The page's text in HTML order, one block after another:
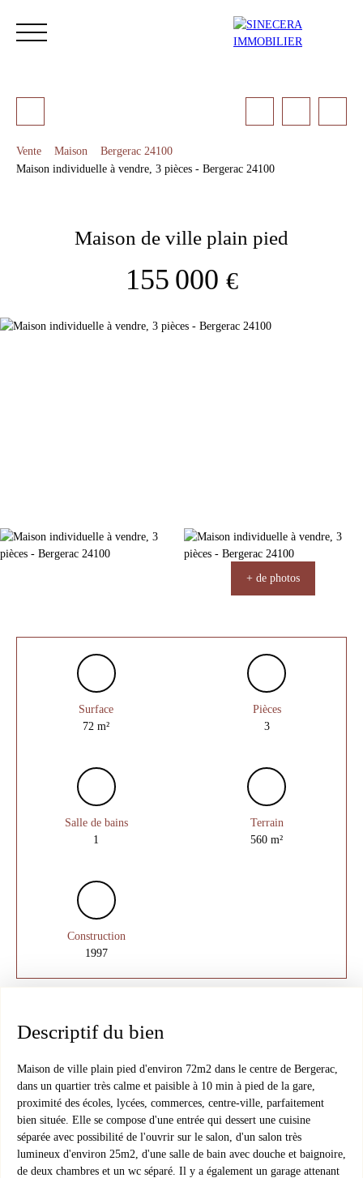
Estimation
Vente Maison
Bergerac 24100
Maison individuelle à vendre, 3 pièces - Bergerac 24100
Maison de ville plain pied
155 000 €
+ de photos
Surface
72m²
Pièces
3
Salle de bains
1
Terrain
560m²
Construction
1997
Descriptif du bien
Maison de ville plain pied d'environ 72m2 dans le centre de Bergerac,
dans un quartier très calme et paisible à 10 min à pied de la gare,
proximité des écoles, lycées, commerces, centre-ville, parfaitement
bien située. Elle se compose d'une entrée qui dessert une cuisine
séparée avec possibilité de l'ouvrir sur le salon, d'un salon très
lumineux d'environ 25m2, d'une salle de bain avec douche et baignoire,
de deux chambres et un wc séparé. Il y a également un garage attenant